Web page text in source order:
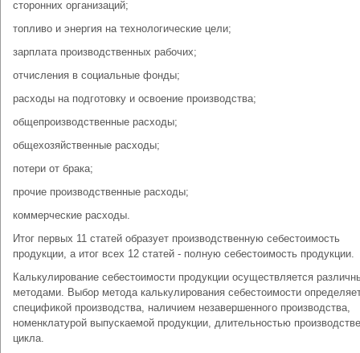
сторонних организаций;
топливо и энергия на технологические цели;
зарплата производственных рабочих;
отчисления в социальные фонды;
расходы на подготовку и освоение производства;
общепроизводственные расходы;
общехозяйственные расходы;
потери от брака;
прочие производственные расходы;
коммерческие расходы.
Итог первых 11 статей образует производственную себестоимость
продукции, а итог всех 12 статей - полную себестоимость продукции.
Калькулирование себестоимости продукции осуществляется
методами. Выбор метода калькулирования себестоимости
спецификой производства, наличием незавершенного производства,
номенклатурой выпускаемой продукции, длительностью
цикла.